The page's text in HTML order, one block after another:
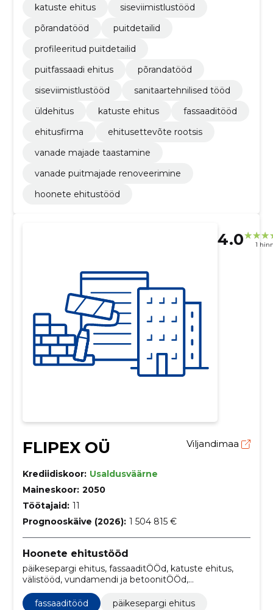
katuste ehitus
siseviimistlustööd
põrandatööd
puitdetailid
profileeritud puitdetailid
puitfassaadi ehitus
põrandatööd
siseviimistlustööd
sanitaartehnilised tööd
üldehitus
katuste ehitus
fassaaditööd
ehitusfirma
ehitusettevõte rootsis
vanade majade taastamine
vanade puitmajade renoveerimine
hoonete ehitustööd
4.0 1
FLIPEX OÜ Viljandimaa
Krediidiskoor: Usaldusväärne
Maineskoor: 2050
Töötajaid: 11
Prognooskäive (2026): 1 504 815 €
Hoonete ehitustööd
päikesepargi ehitus, fassaaditÖÖd, katuste ehitus,
välistööd, vundamendi ja betoonitÖÖd,
Projekteerimine, ehitus, projektijuhtimine,
Päikesepaneelide paigaldus, katuse ehitus
fassaaditööd
päikesepargi ehitus